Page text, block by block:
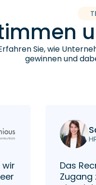
Sie, wie
gewinnen und
Das
Zugang